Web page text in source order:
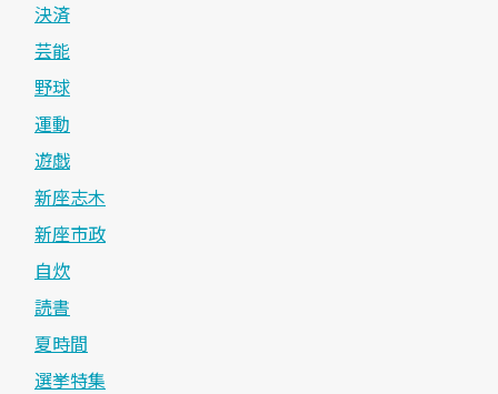
決済
芸能
野球
運動
遊戯
新座志木
新座市政
自炊
読書
夏時間
選挙特集